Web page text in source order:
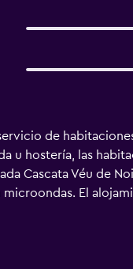
de
u hostería, las
Cascata Véu de
El
senderismo.